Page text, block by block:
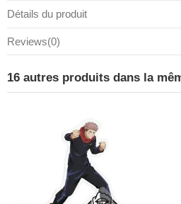
Détails du produit
Reviews(0)
16 autres produits dans la